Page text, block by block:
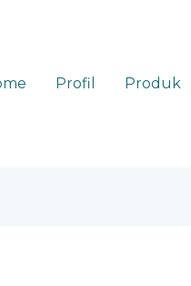
Profil Produk